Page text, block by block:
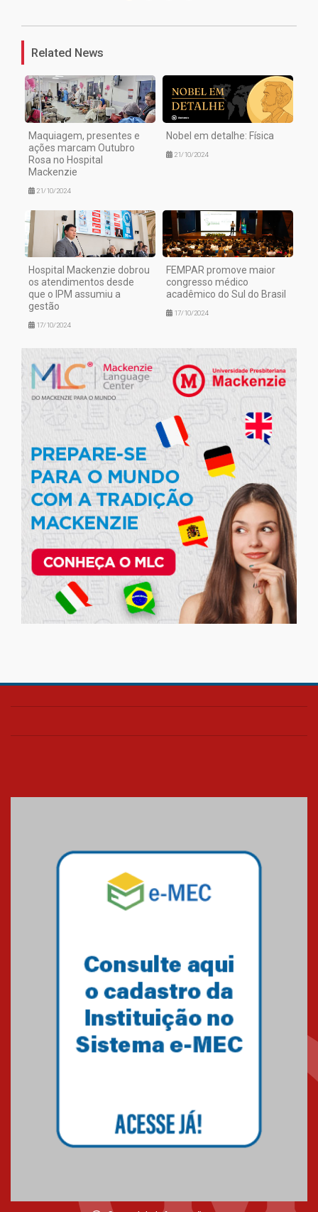
Related News
Maquiagem, presentes e
ações marcam Outubro
Rosa no Hospital
Mackenzie
21/10/2024
Nobel em detalhe: Física
21/10/2024
Hospital Mackenzie dobrou
os atendimentos desde
que o IPM assumiu a
gestão
17/10/2024
FEMPAR promove maior
congresso médico
acadêmico do Sul do Brasil
17/10/2024